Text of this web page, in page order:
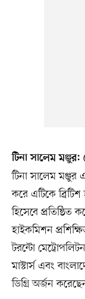
টিনা সালেম মঞ্জুর:
টিনা সালেম মঞ্জুর
করে এটিকে
হিসেবে প্রতিষ্ঠিত
হাইকমিশন
টরন্টো
মাস্টার্স এবং
ডিগ্রি অর্জন